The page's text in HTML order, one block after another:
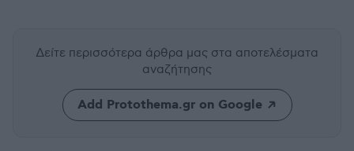
Δείτε περισσότερα άρθρα μας στα αποτελέσματα
αναζήτησης
Add Protothema.gr on Google